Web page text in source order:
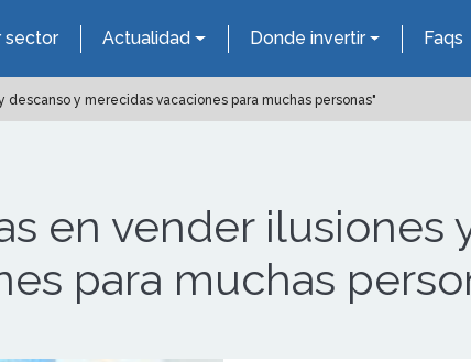
sector Actualidad Donde invertir Faqs
descanso y merecidas vacaciones para muchas personas"
en vender ilusiones
para muchas